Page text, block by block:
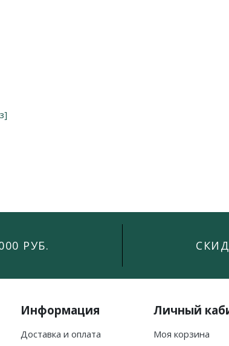
РУБ.
Информация
Доставка и оплата
Личный
Моя корзина